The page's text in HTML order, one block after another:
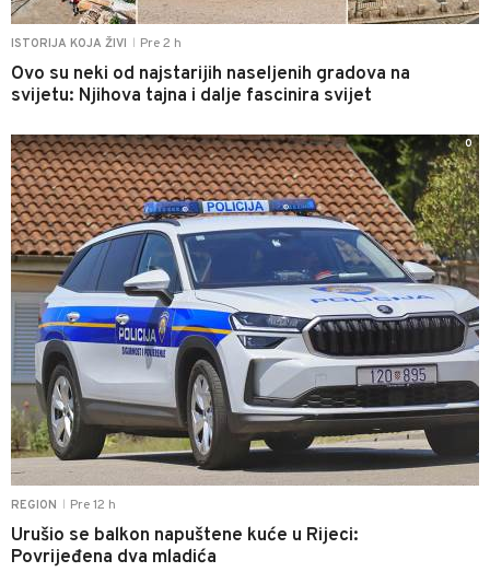
ISTORIJA KOJA ŽIVI Pre 2 h
Ovo su neki od najstarijih naseljenih gradova na
svijetu: Njihova tajna i dalje fascinira svijet
REGION Pre 12 h
Urušio se balkon napuštene kuće u Rijeci:
Povrijeđena dva mladića
0